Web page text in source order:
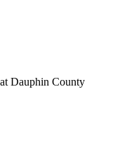
Dauphin County